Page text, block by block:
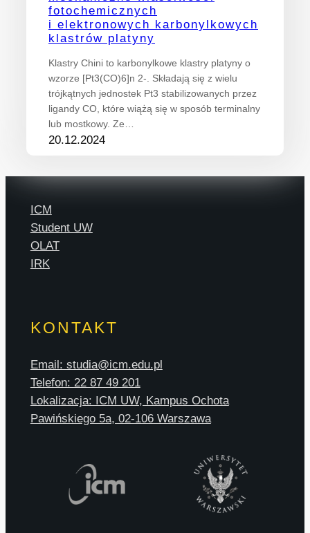
fotochemicznych
i elektronowych karbonylkowych
klastrów platyny
Klastry Chini to karbonylkowe klastry platyny o
wzorze [Pt3(CO)6]n 2-. Składają się z wielu
trójkątnych jednostek Pt3 stabilizowanych przez
ligandy CO, które wiążą się w sposób terminalny
lub mostkowy. Ze…
20.12.2024
ICM
Student UW
OLAT
IRK
KONTAKT
Email: studia@icm.edu.pl
Telefon: 22 87 49 201
Lokalizacja: ICM UW, Kampus Ochota
Pawińskiego 5a, 02-106 Warszawa